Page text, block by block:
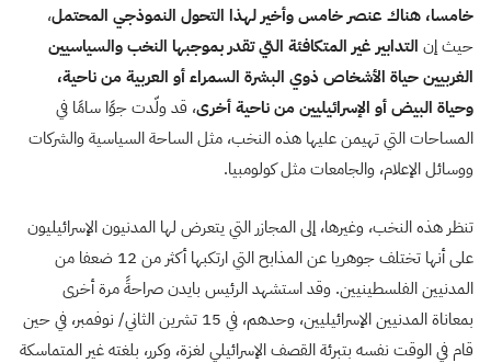
خامسا، هناك عنصر خامس وأخير لهذا التحول النموذجي المحتمل،
حيث إن التدابير غير المتكافئة التي تقدر بموجبها النخب والسياسيين
الغربيين حياة الأشخاص ذوي البشرة السمراء أو العربية من ناحية،
وحياة البيض أو الإسرائيليين من ناحية أخرى، قد ولّدت جوًا سامًا في
المساحات التي تهيمن عليها هذه النخب، مثل الساحة السياسية والشركات
ووسائل الإعلام، والجامعات مثل كولومبيا.
تنظر هذه النخب، وغيرها، إلى المجازر التي يتعرض لها المدنيون الإسرائيليون
على أنها تختلف جوهريا عن المذابح التي ارتكبها أكثر من 12 ضعفا من
المدنيين الفلسطينيين. وقد استشهد الرئيس بايدن صراحةً مرة أخرى
بمعاناة المدنيين الإسرائيليين، وحدهم، في 15 تشرين الثاني/ نوفمبر، في حين
قام في الوقت نفسه بتبرئة القصف الإسرائيلي لغزة، وكرر، بلغته غير المتماسكة